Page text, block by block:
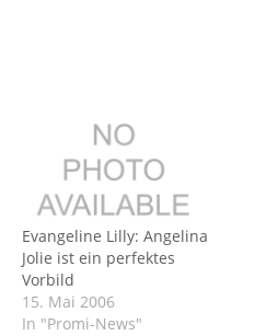
Evangeline Lilly: Angelina
Jolie ist ein perfektes
Vorbild
15. Mai 2006
In "Promi-News"